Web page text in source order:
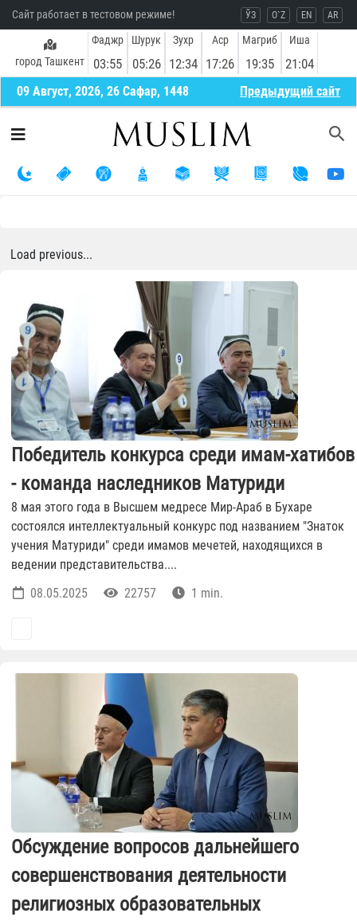
Сайт работает в тестовом режиме! ЎЗ O`Z EN AR
город Ташкент
Фаджр
03:55
Шурук
05:26
Зухр
12:34
Аср
17:26
Магриб
19:35
Иша
21:04
09 Август, 2026, 26 Сафар, 1448 Предыдущий сайт
Load previous...
Победитель конкурса среди имам-хатибов
- команда наследников Матуриди
8 мая этого года в Высшем медресе Мир-Араб в Бухаре
состоялся интеллектуальный конкурс под названием "Знаток
учения Матуриди" среди имамов мечетей, находящихся в
ведении представительства....
08.05.2025
22757 1 min.
Обсуждение вопросов дальнейшего
совершенствования деятельности
религиозных образовательных